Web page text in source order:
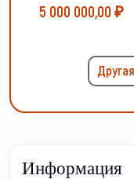
5 000 000,00 ₽
Информация